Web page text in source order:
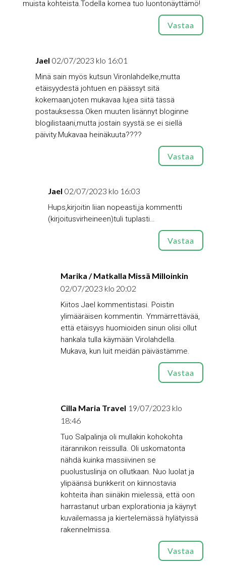
muista kohteista.Todella komea tuo luontonäyttämö!
Vastaa
Jael 02/07/2023 klo 16:01
Minä sain myös kutsun Vironlahdelke,mutta
etäisyydestä johtuen en päässyt sitä
kokemaan,joten mukavaa lujea siitä tässä
postauksessa.Oken muuten lisännyt bloginne
blogilistaani,mutta jostain syystä.se ei siellä
päivity.Mukavaa heinäkuuta????
Vastaa
Jael 02/07/2023 klo 16:03
Hups,kirjoitin liian nopeasti,ja kommentti
(kirjoitusvirheineen)tuli tuplasti…
Vastaa
Marika / Matkalla Missä Milloinkin
02/07/2023 klo 20:02
Kiitos Jael kommentistasi. Poistin
ylimääräisen kommentin. Ymmärrettävää,
että etäisyys huomioiden sinun olisi ollut
hankala tulla käymään Virolahdella.
Mukava, kun luit meidän päivästämme.
Vastaa
Cilla Maria Travel 19/07/2023 klo
18:46
Tuo Salpalinja oli mullakin kohokohta
itärannikon reissulla. Oli uskomatonta
nähdä kuinka massiivinen se
puolustuslinja on ollutkaan. Nuo luolat ja
ylipäänsä bunkkerit on kiinnostavia
kohteita ihan siinäkin mielessä, että oon
harrastanut urban explorationia ja käynyt
kuvailemassa ja kiertelemässä hylätyissä
rakennelmissa.
Vastaa